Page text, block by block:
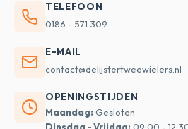
TELEFOON
0186 - 571 309
E-MAIL
contact@delijstertweewielers.nl
OPENINGSTIJDEN
Maandag: Gesloten